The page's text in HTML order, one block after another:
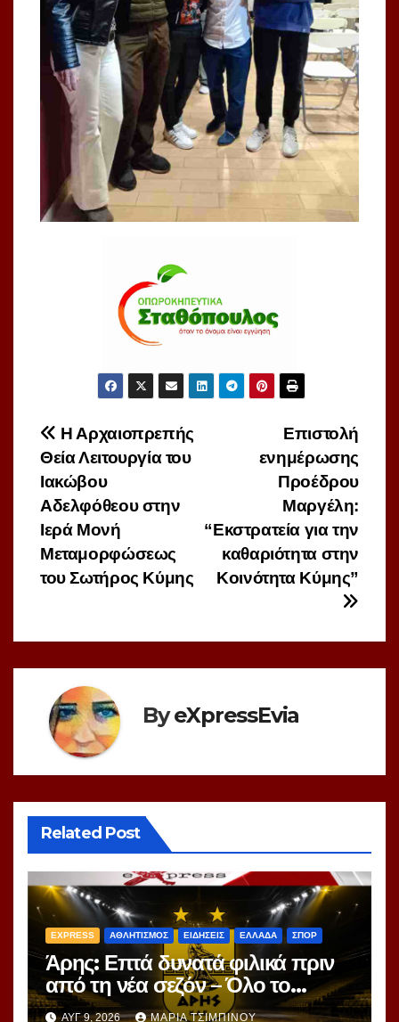
Πλοήγηση
άρθρων
Επιστολή
ενημέρωσης
Προέδρου
Μαργέλη:
“Εκστρατεία για την
καθαριότητα στην
Κοινότητα Κύμης”
Η Αρχαιοπρεπής
Θεία Λειτουργία του
Ιακώβου
Αδελφόθεου στην
Ιερά Μονή
Μεταμορφώσεως
του Σωτήρος Κύμης
ByeXpressEvia
Related Post
EXPRESS ΑΘΛΗΤΙΣΜΟΣ ΕΙΔΗΣΕΙΣ ΕΛΛΑΔΑ ΣΠΟΡ
Άρης: Επτά δυνατά φιλικά πριν
από τη νέα σεζόν – Όλο το
πρόγραμμα
ΑΥΓ 9, 2026 ΜΑΡΊΑ ΤΣΙΜΠΙΝΟΎ